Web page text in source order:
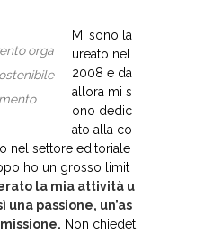
orga
Mi sono la
ureato nel
2008 e da
allora mi s
ono dedic
ato alla co
nel settore editoriale
ho un grosso limit
la mia attività u
passione, un’as
Non chiedet